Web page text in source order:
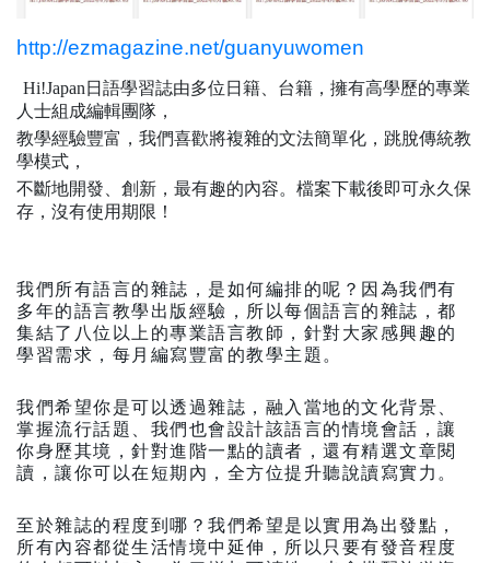
http://ezmagazine.net/guanyuwomen
Hi!Japan 日語學習誌由多位日籍、台籍，擁有高學歷的專業
人士組成編輯團隊，
教學經驗豐富，我們喜歡將複雜的文法簡單化，跳脫傳統教
學模式，
不斷地開發、創新，最有趣的內容。檔案下載後即可永久保
存，沒有使用期限！
我們所有語言的雜誌，是如何編排的呢？因為我們有
多年的語言教學出版經驗，所以每個語言的雜誌，都
集結了八位以上的專業語言教師，針對大家感興趣的
學習需求，每月編寫豐富的教學主題。
我們希望你是可以透過雜誌，融入當地的文化背景、
掌握流行話題、我們也會設計該語言的情境會話，讓
你身歷其境，針對進階一點的讀者，還有精選文章閱
讀，讓你可以在短期內，全方位提升聽說讀寫實力。
至於雜誌的程度到哪？我們希望是以實用為出發點，
所有內容都從生活情境中延伸，所以只要有發音程度